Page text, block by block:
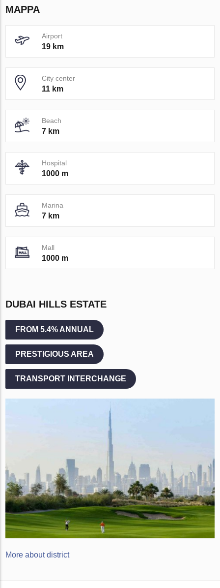
MAPPA
Airport
19 km
City center
11 km
Beach
7 km
Hospital
1000 m
Marina
7 km
Mall
1000 m
DUBAI HILLS ESTATE
FROM 5.4% ANNUAL
PRESTIGIOUS AREA
TRANSPORT INTERCHANGE
More about district